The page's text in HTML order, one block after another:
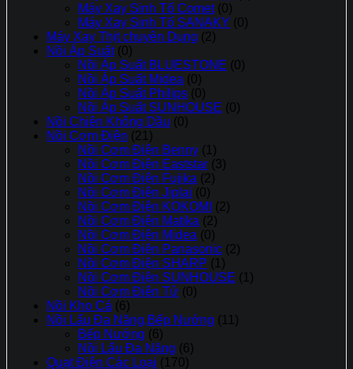
Máy Xay Sinh Tố Comet (0)
Máy Xay Sinh Tố SANAKY (0)
Máy Xay Thịt chuyên Dụng (2)
Nồi Áp Suất (0)
Nồi Áp Suất BLUESTONE (0)
Nồi Áp Suất Midea (0)
Nồi Áp Suất Philips (0)
Nồi Áp Suất SUNHOUSE (0)
Nồi Chiên Không Dầu (0)
Nồi Cơm Điện (21)
Nồi Cơm Điện Benny (1)
Nồi Cơm Điện Eaststar (3)
Nồi Cơm Điện Fujika (2)
Nồi Cơm Điện Jiplai (0)
Nồi Cơm Điện KOKOMI
(2)
Nồi Cơm Điện Matika (2)
Nồi Cơm Điện Midea (0)
Nồi Cơm Điện Panasonic (2)
Nồi Cơm Điện SHARP (1)
Nồi Cơm Điện SUNHOUSE (1)
Nồi Cơm Điên Tử (0)
Nồi Kho Cá (6)
Nồi Lẩu Đa Năng,Bếp Nướng (11)
Bếp Nướng (6)
Nồi Lẩu Đa Năng (6)
Quạt Điện Các Loại (170)